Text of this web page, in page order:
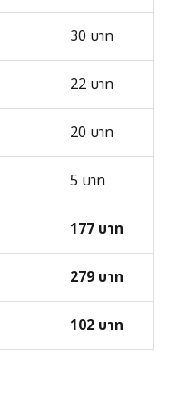
30 บาท
22 บาท
20 บาท
5 บาท
177 บาท
279 บาท
102 บาท